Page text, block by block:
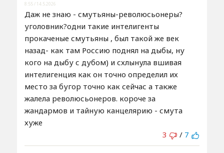
8:55 / 14.5.2026
Даж не знаю - смутьяны-революсьонеры?
уголовник?одни такие интелигенты
прокаченые смутьяны , был такой же век
назад- как там Россию поднял на дыбы, ну
кого на дыбу с дубом) и схлынула вшивая
интелигенция как он точно определил их
место за бугор точно как сейчас а также
жалела революсьонеров. короче за
жандармов и тайную канцелярию - смута
хуже
3
/ 7